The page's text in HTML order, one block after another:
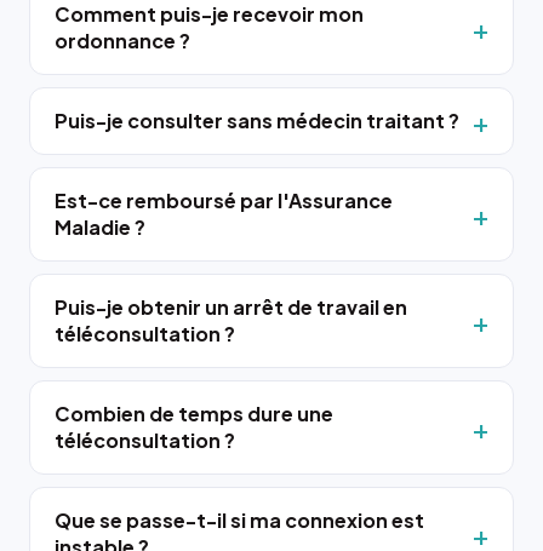
Comment puis-je recevoir mon
ordonnance ?
Puis-je consulter sans médecin traitant ?
Est-ce remboursé par l'Assurance
Maladie ?
Puis-je obtenir un arrêt de travail en
téléconsultation ?
Combien de temps dure une
téléconsultation ?
Que se passe-t-il si ma connexion est